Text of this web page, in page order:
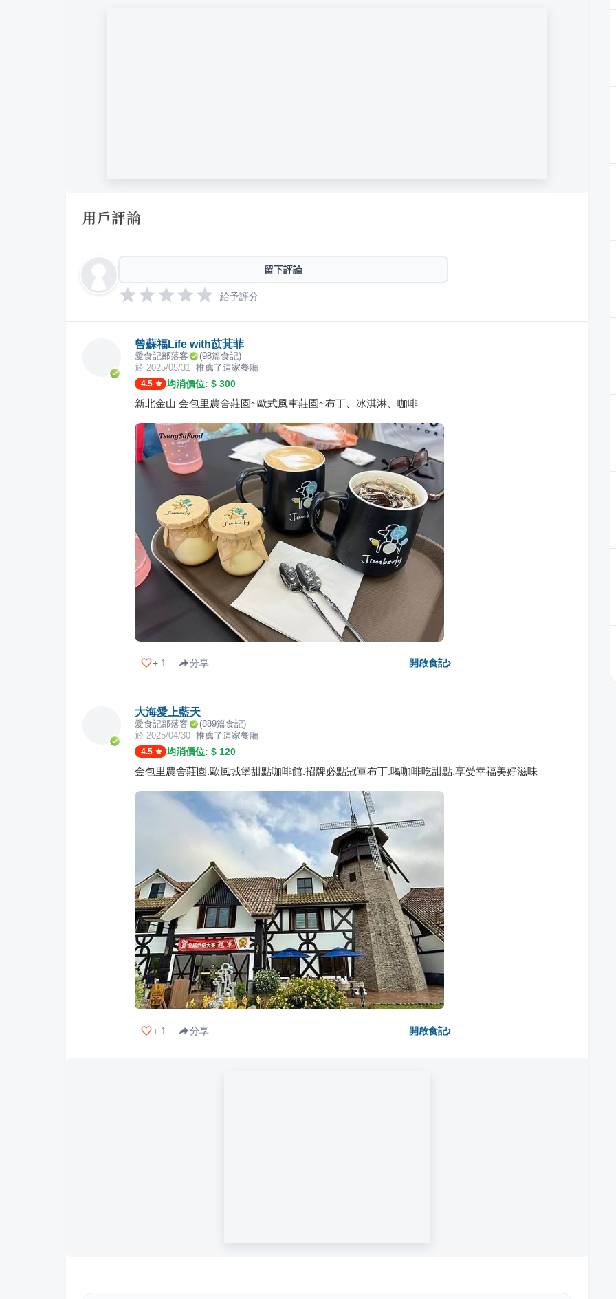
用戶評論
留下評論
給予評分
曾蘇福Life with苡萁菲
愛食記部落客 (98篇食記)
於 2025/05/31 推薦了這家餐廳
4.5 均消價位: $ 300
新北金山 金包里農舍莊園~歐式風車莊園~布丁、冰淇淋、咖啡
+ 1 分享 開啟食記›
大海愛上藍天
愛食記部落客 (889篇食記)
於 2025/04/30 推薦了這家餐廳
4.5 均消價位: $ 120
金包里農舍莊園.歐風城堡甜點咖啡館.招牌必點冠軍布丁.喝咖啡吃甜點.享受幸福美好滋味
+ 1 分享 開啟食記›